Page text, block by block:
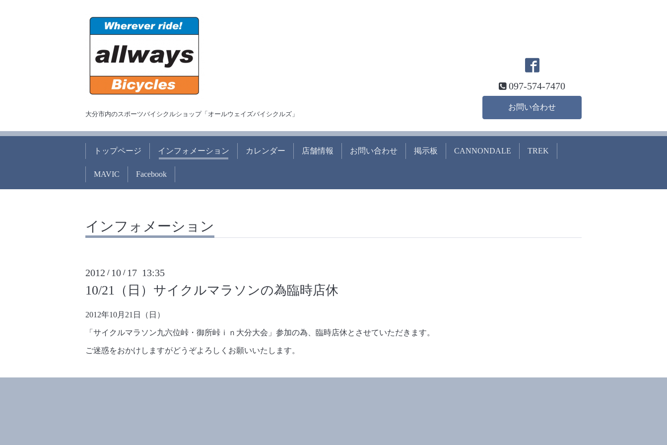
大分市内のスポーツバイシクルショップ「オールウェイズバイシクルズ」
097-574-7470
お問い合わせ
トップページ インフォメーション カレンダー 店舗情報 お問い合わせ 掲示板 CANNONDALE TREK
MAVIC Facebook
インフォメーション
2012 / 10 / 17 13:35
10/21（日）サイクルマラソンの為臨時店休
2012年10月21日（日）
「サイクルマラソン九六位峠・御所峠ｉｎ大分大会」参加の為、臨時店休とさせていただきます。
ご迷惑をおかけしますがどうぞよろしくお願いいたします。